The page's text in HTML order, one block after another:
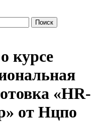
курсе
«HR-
от Нцпо